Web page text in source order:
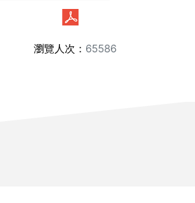
瀏覽人次： 65586